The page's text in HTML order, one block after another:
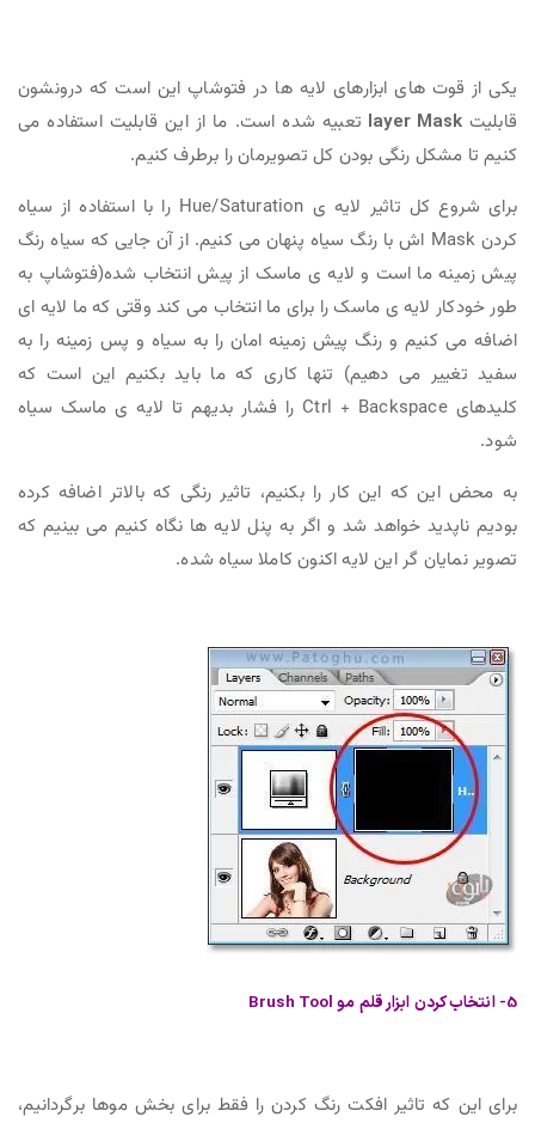
یکی از قوت های ابزارهای لایه ها در فتوشاپ این است که درونشون
قابلیتlayer Mask تعبیه شده است. ما از این قابلیت استفاده می
کنیم تا مشکل رنگی بودن کل تصویرمان را برطرف کنیم.
برای شروع کل تاثیر لایه ی Hue/Saturation را با استفاده از سیاه
کردن Mask اش با رنگ سیاه پنهان می کنیم. از آن جایی که سیاه رنگ
پیش زمینه ما است و لایه ی ماسک از پیش انتخاب شده(فتوشاپ به
طور خودکار لایه ی ماسک را برای ما انتخاب می کند وقتی که ما لایه ای
اضافه می کنیم و رنگ پیش زمینه امان را به سیاه و پس زمینه را به
سفید تغییر می دهیم) تنها کاری که ما باید بکنیم این است که
کلیدهای Ctrl + Backspace را فشار بدیهم تا لایه ی ماسک سیاه
شود.
به محض این که این کار را بکنیم، تاثیر رنگی که بالاتر اضافه کرده
بودیم ناپدید خواهد شد و اگر به پنل لایه ها نگاه کنیم می بینیم که
تصویر نمایان گر این لایه اکنون کاملا سیاه شده.
5- انتخاب کردن ابزار قلم مو Brush Tool
برای این که تاثیر افکت رنگ کردن را فقط برای بخش موها برگردانیم،